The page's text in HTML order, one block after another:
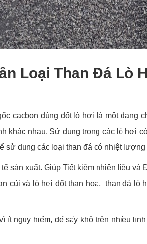
Loại Than Đá Lò
cacbon dùng đốt lò hơi là một
khác nhau. Sử dụng trong các lò hơi
sử dụng các loại than đá có nhiệt lượng
sản xuất. Giúp Tiết kiệm nhiên liệu
củi và lò hơi đốt than hoa, than đá lò
ít nguy hiểm, để sấy khô trên nhiều